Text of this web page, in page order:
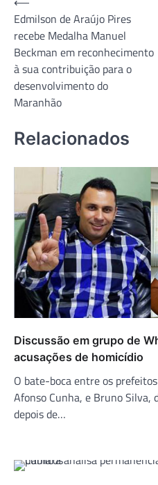
de
Post
Edmilson de Araújo Pires
recebe Medalha Manuel
Beckman em reconhecimento
à sua contribuição para o
desenvolvimento do
Maranhão
Relacionados
Discussão em grupo de
acusações de homicídio
O bate-boca entre os
Afonso Cunha, e Bruno Silva,
depois de…